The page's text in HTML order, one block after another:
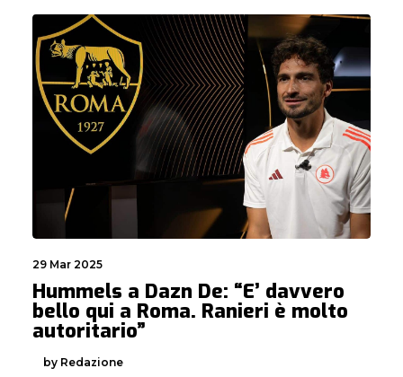
29 Mar 2025
Hummels a Dazn De: “E’ davvero
bello qui a Roma. Ranieri è molto
autoritario”
by Redazione